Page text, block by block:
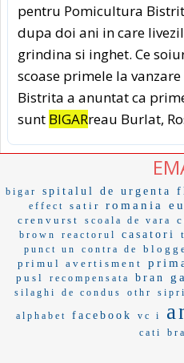
pentru Pomicultura
dupa doi ani in care
grindina si inghet. Ce
scoase primele la
Bistrita a anuntat ca
sunt BIGARreau Burlat,
bigar spitalul de urgenta
effect satir romania
crenvurst
scoala de vara
brown
reactorul casatori
punct un
contra de
primul avertisment
pusl recompensata bran
silaghi de condus othr sipri
alphabet facebook vc i
cati